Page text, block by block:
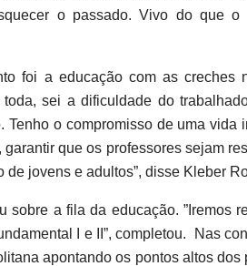
o passado. Vivo do que
foi a educação com as creches
sei a dificuldade do
Tenho o compromisso de uma
garantir que os professores sejam
de jovens e adultos”, disse Kleber
sobre a fila da educação. ”Iremos
I e II”, completou. Nas
apontando os pontos altos